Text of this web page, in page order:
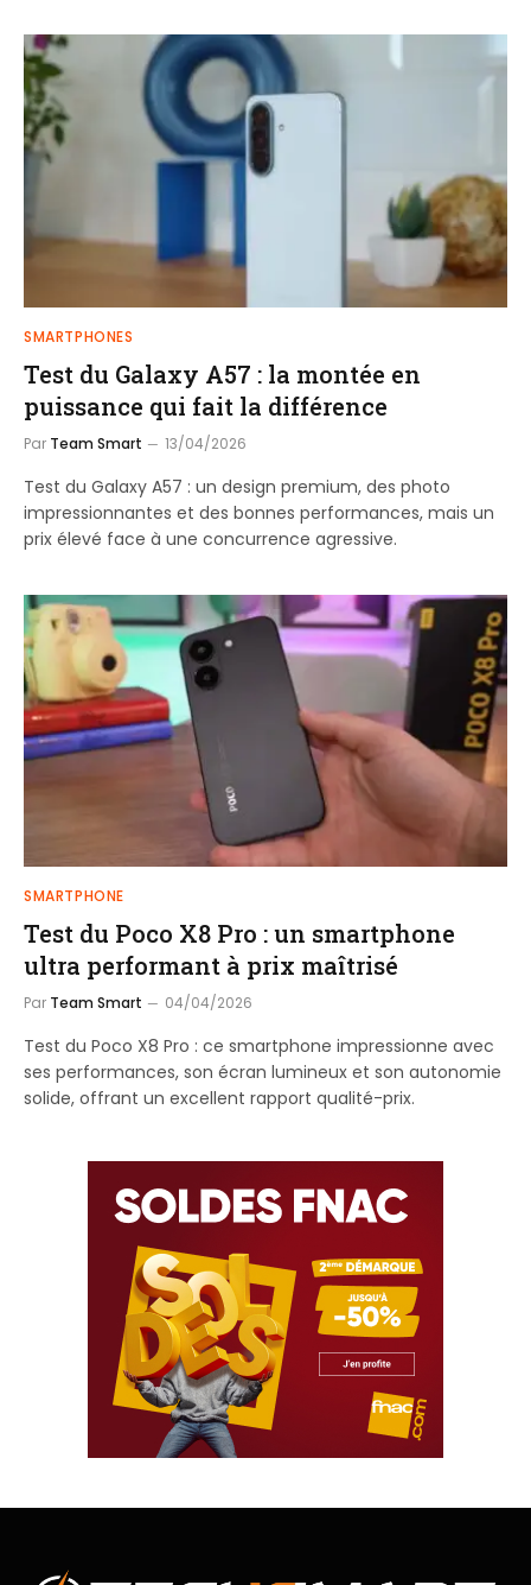
SMARTPHONES
Test du Galaxy A57 : la montée en
puissance qui fait la différence
Par Team Smart 13/04/2026
Test du Galaxy A57 : un design premium, des photo
impressionnantes et des bonnes performances, mais un
prix élevé face à une concurrence agressive.
SMARTPHONE
Test du Poco X8 Pro : un smartphone
ultra performant à prix maîtrisé
Par Team Smart 04/04/2026
Test du Poco X8 Pro : ce smartphone impressionne avec
ses performances, son écran lumineux et son autonomie
solide, offrant un excellent rapport qualité-prix.